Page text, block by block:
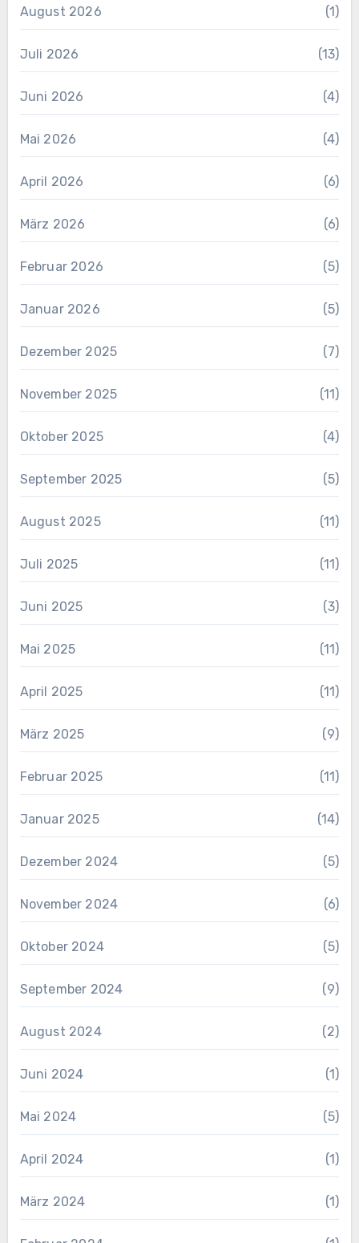
August 2026 (1)
Juli 2026 (13)
Juni 2026 (4)
Mai 2026 (4)
April 2026 (6)
März 2026 (6)
Februar 2026 (5)
Januar 2026 (5)
Dezember 2025 (7)
November 2025 (11)
Oktober 2025 (4)
September 2025 (5)
August 2025 (11)
Juli 2025 (11)
Juni 2025 (3)
Mai 2025 (11)
April 2025 (11)
März 2025 (9)
Februar 2025 (11)
Januar 2025 (14)
Dezember 2024 (5)
November 2024 (6)
Oktober 2024 (5)
September 2024 (9)
August 2024 (2)
Juni 2024 (1)
Mai 2024 (5)
April 2024 (1)
März 2024 (1)